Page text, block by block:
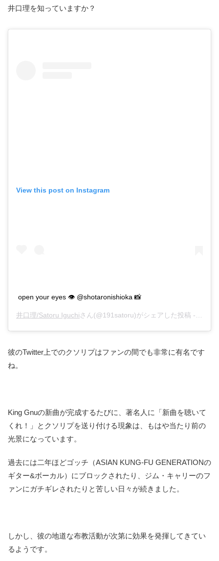
井口理を知っていますか？
View this post on Instagram
open your eyes 👁 @shotaronishioka 📸
井口理/Satoru Iguchiさん(@191satoru)がシェアした投稿 - 2019
彼のTwitter上でのクソリプはファンの間でも非常に有名です
ね。
King Gnuの新曲が完成するたびに、著名人に「新曲を聴いて
くれ！」とクソリプを送り付ける現象は、もはや当たり前の
光景になっています。
過去には二年ほどゴッチ（ASIAN KUNG-FU GENERATIONの
ギター&ボーカル）にブロックされたり、ジム・キャリーのフ
ァンにガチギレされたりと苦しい日々が続きました。
しかし、彼の地道な布教活動が次第に効果を発揮してきてい
るようです。